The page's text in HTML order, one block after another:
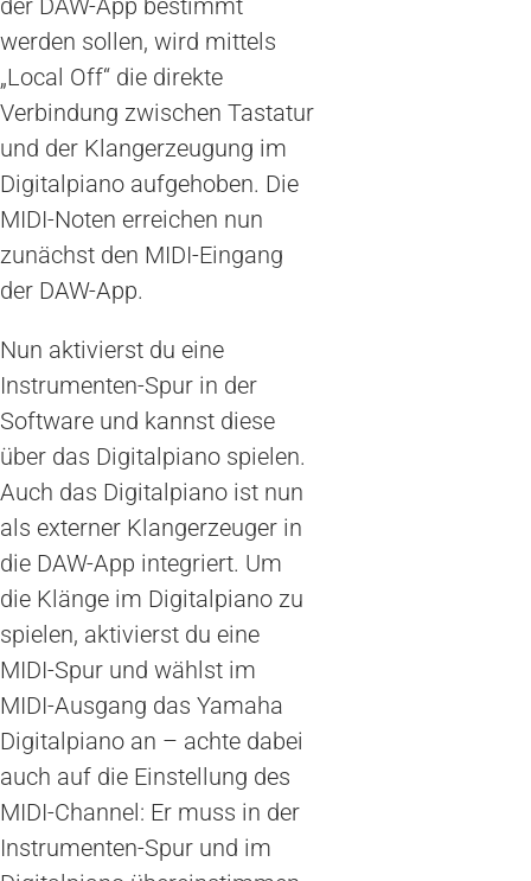
der DAW-App bestimmt
werden sollen, wird mittels
„Local Off“ die direkte
Verbindung zwischen Tastatur
und der Klangerzeugung im
Digitalpiano aufgehoben. Die
MIDI-Noten erreichen nun
zunächst den MIDI-Eingang
der DAW-App.
Nun aktivierst du eine
Instrumenten-Spur in der
Software und kannst diese
über das Digitalpiano spielen.
Auch das Digitalpiano ist nun
als externer Klangerzeuger in
die DAW-App integriert. Um
die Klänge im Digitalpiano zu
spielen, aktivierst du eine
MIDI-Spur und wählst im
MIDI-Ausgang das Yamaha
Digitalpiano an – achte dabei
auch auf die Einstellung des
MIDI-Channel: Er muss in der
Instrumenten-Spur und im